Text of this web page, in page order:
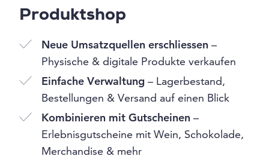
Produktshop
Neue Umsatzquellen erschliessen –
Physische & digitale Produkte verkaufen
Einfache Verwaltung – Lagerbestand,
Bestellungen & Versand auf einen Blick
Kombinieren mit Gutscheinen –
Erlebnisgutscheine mit Wein, Schokolade,
Merchandise & mehr